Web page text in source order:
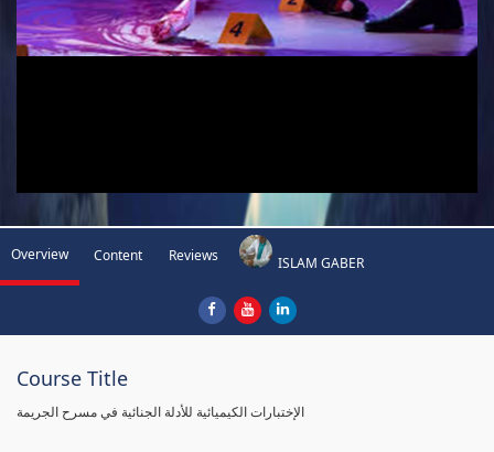
Overview Content Reviews ISLAM GABER
Course Title
الإختبارات الكيميائية للأدلة الجنائية في مسرح الجريمة